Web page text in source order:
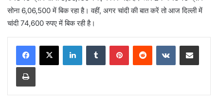
सोना 6,06,500 में बिक रहा है। वहीं, अगर चांदी की बात करें तो आज दिल्ली में
चांदी 74,600 रुपए में बिक रही है।
LinkedInTumblr PinterestReddit VKontakteShare via Email
Print